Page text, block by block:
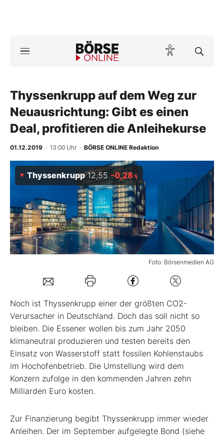
Anlageprodukte
Finanz-Check
Abo & Shop
BO-Musterdepots
Mein B:O
Mein Konto
Folgen Sie uns
Kontakt
Thyssenkrupp auf dem Weg zur
Neuausrichtung: Gibt es einen
Deal, profitieren die Anleihekurse
01.12.2019 · 13:00 Uhr · BÖRSE ONLINE Redaktion
Foto: Börsenmedien AG
Thyssenkrupp 12,55 -0,28%
Noch ist Thyssenkrupp einer der größten CO2-
Verursacher in Deutschland. Doch das soll nicht so
bleiben. Die Essener wollen bis zum Jahr 2050
klimaneutral produzieren und testen bereits den
Einsatz von Wasserstoff statt fossilen Kohlenstaubs
im Hochofenbetrieb. Die Umstellung wird dem
Konzern zufolge in den kommenden Jahren zehn
Milliarden Euro kosten.
Zur Finanzierung begibt Thyssenkrupp immer wieder
Anleihen. Der im September aufgelegte Bond (siehe